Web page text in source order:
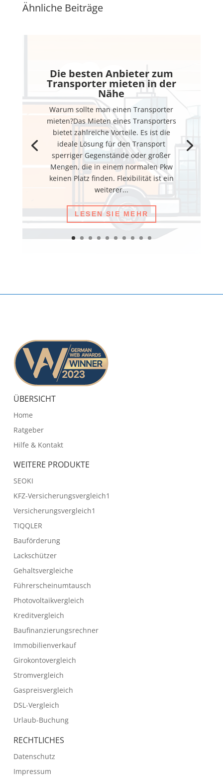
Ähnliche Beiträge
Die besten Anbieter zum
Transporter mieten in der
Nähe
Warum sollte man einen Transporter
mieten?Das Mieten eines Transporters
bietet zahlreiche Vorteile. Es ist die
ideale Lösung für den Transport
sperriger Gegenstände oder großer
Mengen, die in einem normalen Pkw
keinen Platz finden. Flexibilität ist ein
weiterer...
LESEN SIE MEHR
ÜBERSICHT
Home
Ratgeber
Hilfe & Kontakt
WEITERE PRODUKTE
SEOKI
KFZ-Versicherungsvergleich1
Versicherungsvergleich1
TIQQLER
Bauförderung
Lackschützer
Gehaltsvergleiche
Führerscheinumtausch
Photovoltaikvergleich
Kreditvergleich
Baufinanzierungsrechner
Immobilienverkauf
Girokontovergleich
Stromvergleich
Gaspreisvergleich
DSL-Vergleich
Urlaub-Buchung
RECHTLICHES
Datenschutz
Impressum